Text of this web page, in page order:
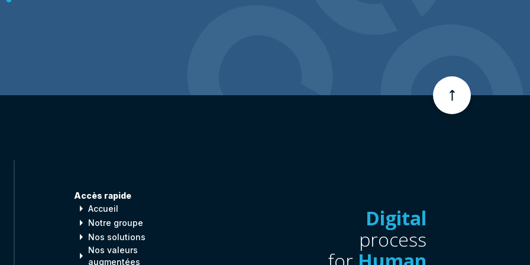
Accès rapide
arrow_right Accueil
arrow_right Notre groupe
arrow_right Nos solutions
arrow_right Nos valeurs
augmentées
Digital
process